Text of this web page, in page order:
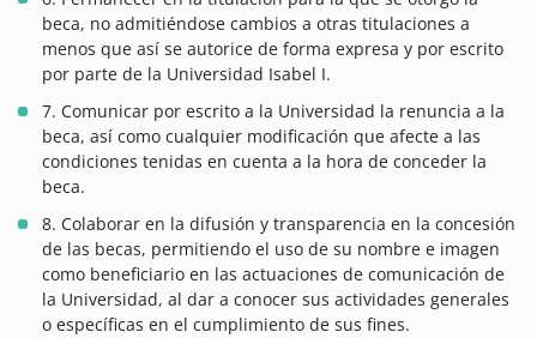
beca, no admitiéndose cambios a otras titulaciones a
menos que así se autorice de forma expresa y por escrito
por parte de la Universidad Isabel I.
7. Comunicar por escrito a la Universidad la renuncia a la
beca, así como cualquier modificación que afecte a las
condiciones tenidas en cuenta a la hora de conceder la
beca.
8. Colaborar en la difusión y transparencia en la concesión
de las becas, permitiendo el uso de su nombre e imagen
como beneficiario en las actuaciones de comunicación de
la Universidad, al dar a conocer sus actividades generales
o específicas en el cumplimiento de sus fines.